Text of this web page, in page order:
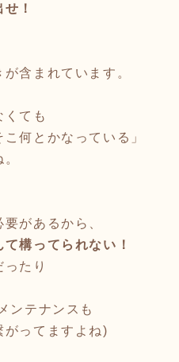
！
含まれています。
くても
何とかなっている」
があるから、
構ってられない！
たり
ンテナンスも
ってますよね)